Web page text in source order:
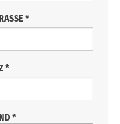
*
*
*